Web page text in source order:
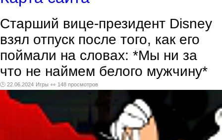
Старший вице-президент Disney
взял отпуск после того, как его
поймали на словах: *Мы ни за
что не наймем белого мужчину*
🕑 22.06.2024 Игры 👀 148 просмотров